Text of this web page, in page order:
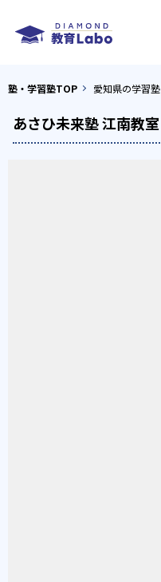
塾・学習塾TOP 愛知県の学習塾
あさひ未来塾 江南教室